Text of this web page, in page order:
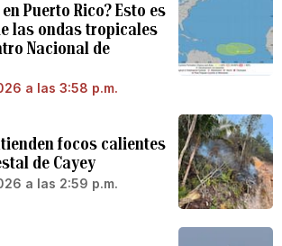
Puerto Rico? Esto es
las ondas tropicales
Nacional de
a las 3:58 p.m.
focos calientes
de Cayey
a las 2:59 p.m.